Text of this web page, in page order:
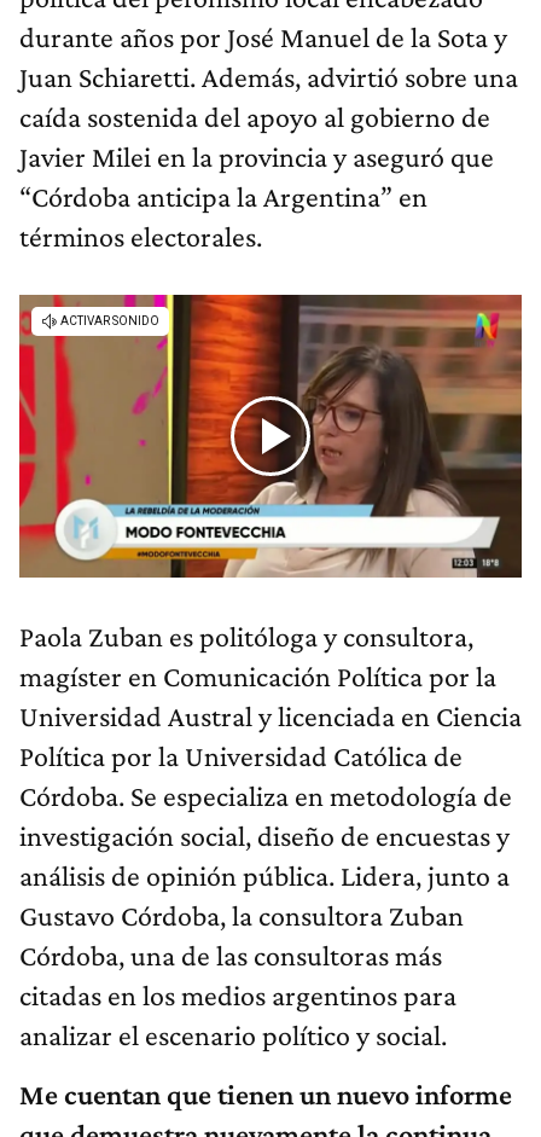
durante años por José Manuel de la Sota y
Juan Schiaretti. Además, advirtió sobre una
caída sostenida del apoyo al gobierno de
Javier Milei en la provincia y aseguró que
“Córdoba anticipa la Argentina” en
términos electorales.
Paola Zuban es politóloga y consultora,
magíster en Comunicación Política por la
Universidad Austral y licenciada en Ciencia
Política por la Universidad Católica de
Córdoba. Se especializa en metodología de
investigación social, diseño de encuestas y
análisis de opinión pública. Lidera, junto a
Gustavo Córdoba, la consultora Zuban
Córdoba, una de las consultoras más
citadas en los medios argentinos para
analizar el escenario político y social.
Me cuentan que tienen un nuevo informe